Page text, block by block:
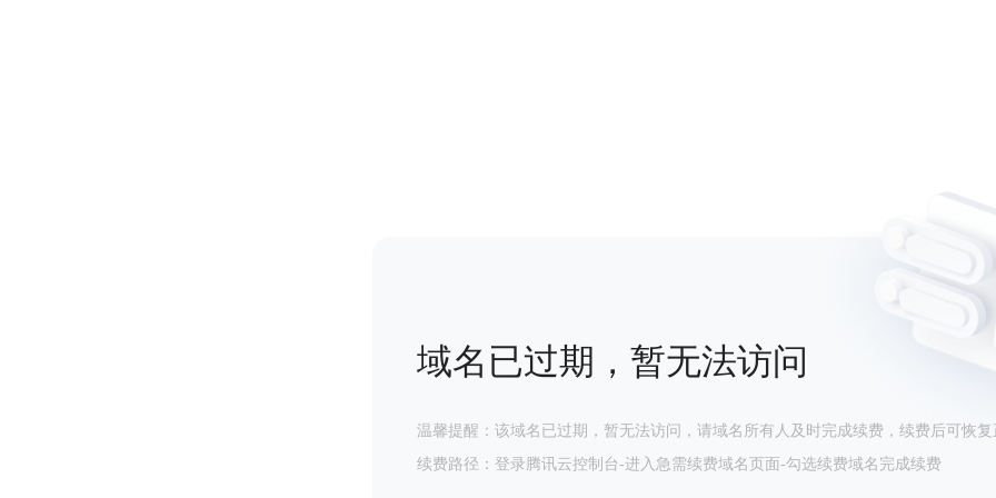
域名已过期，暂无法访问
温馨提醒：该域名已过期，暂无法访问，请域名所有人及时完成续费，续费后可恢复
续费路径：登录腾讯云控制台-进入急需续费域名页面-勾选续费域名完成续费